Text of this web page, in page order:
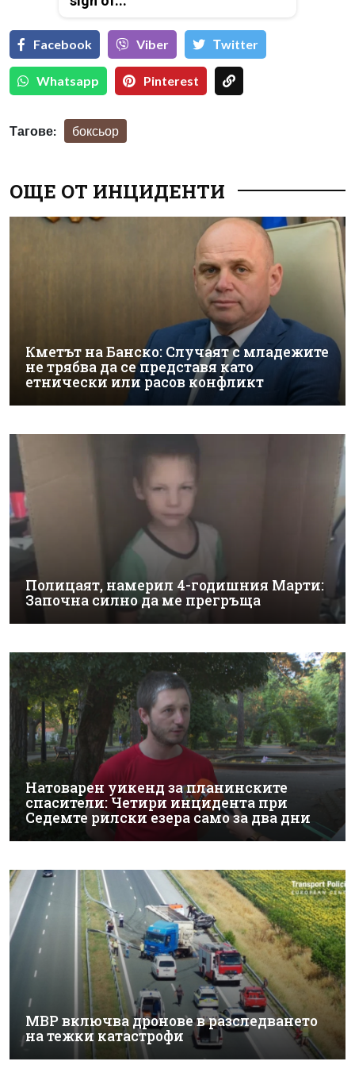
Facebook Viber Тwitter
Whatsapp Pinterest
Тагове: боксьор
ОЩЕ ОТ ИНЦИДЕНТИ
Кметът на Банско: Случаят с младежите
не трябва да се представя като
етнически или расов конфликт
Полицаят, намерил 4-годишния Марти:
Започна силно да ме прегръща
Натоварен уикенд за планинските
спасители: Четири инцидента при
Седемте рилски езера само за два дни
МВР включва дронове в разследването
на тежки катастрофи